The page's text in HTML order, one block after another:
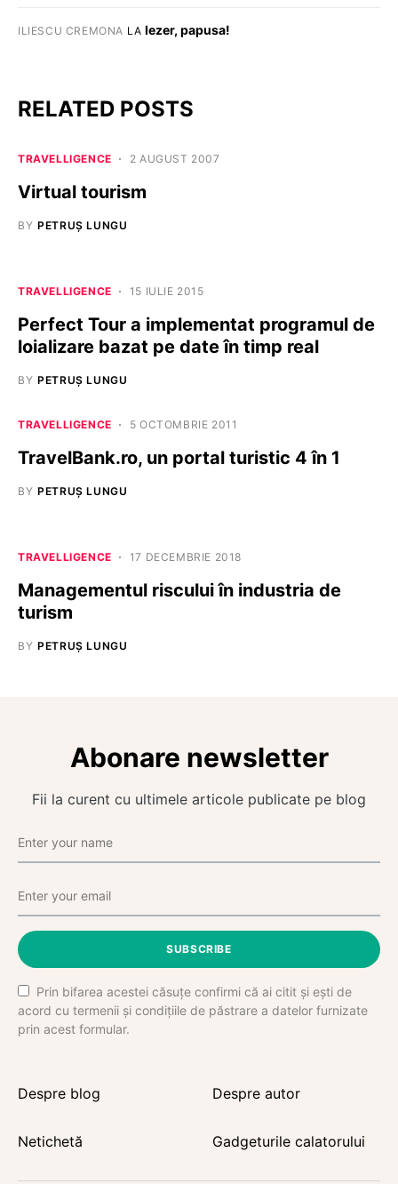
ILIESCU CREMONA LA Iezer, papusa!
RELATED POSTS
TRAVELLIGENCE 2 AUGUST 2007
Virtual tourism
BY PETRUȘ LUNGU
TRAVELLIGENCE 15 IULIE 2015
Perfect Tour a implementat programul de
loializare bazat pe date în timp real
BY PETRUȘ LUNGU
TRAVELLIGENCE 5 OCTOMBRIE 2011
TravelBank.ro, un portal turistic 4 în 1
BY PETRUȘ LUNGU
TRAVELLIGENCE 17 DECEMBRIE 2018
Managementul riscului în industria de
turism
BY PETRUȘ LUNGU
Abonare newsletter
Fii la curent cu ultimele articole publicate pe blog
SUBSCRIBE
Prin bifarea acestei căsuțe confirmi că ai citit și ești de
acord cu termenii și condițiile de păstrare a datelor furnizate
prin acest formular.
Despre blog Despre autor
Netichetă Gadgeturile calatorului